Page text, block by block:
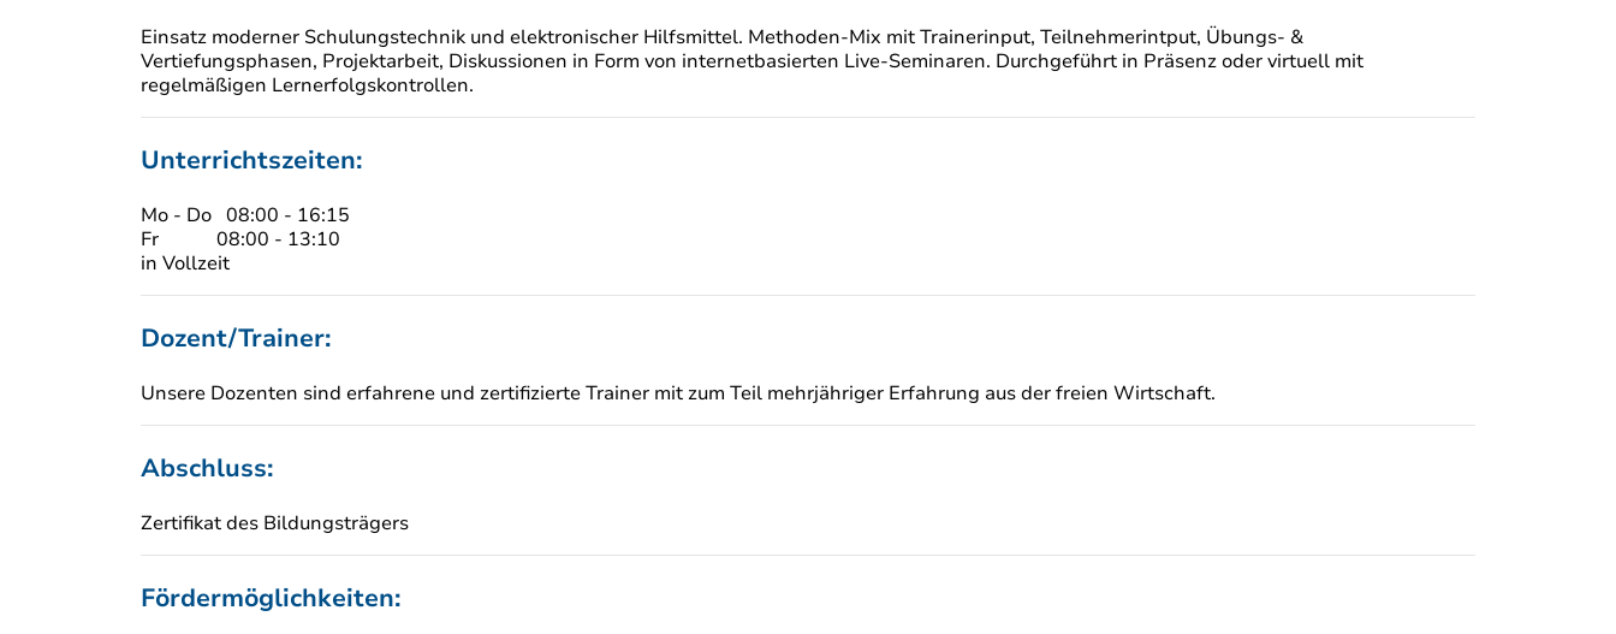
Einsatz moderner Schulungstechnik und elektronischer Hilfsmittel. Methoden-Mix mit Trainerinput, Teilnehmerintput, Übungs- &
Vertiefungsphasen, Projektarbeit, Diskussionen in Form von internetbasierten Live-Seminaren. Durchgeführt in Präsenz oder virtuell mit
regelmäßigen Lernerfolgskontrollen.
Unterrichtszeiten:
Mo - Do 08:00 - 16:15
Fr 08:00 - 13:10
in Vollzeit
Dozent/Trainer:
Unsere Dozenten sind erfahrene und zertifizierte Trainer mit zum Teil mehrjähriger Erfahrung aus der freien Wirtschaft.
Abschluss:
Zertifikat des Bildungsträgers
Fördermöglichkeiten: